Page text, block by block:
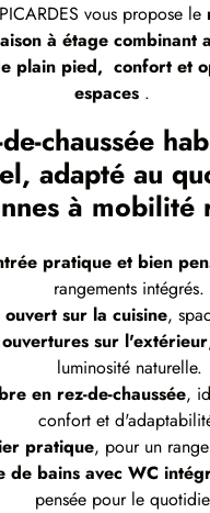
vous propose le
à étage combinant
plain pied, confort et
espaces.
chaussée
adapté au
à mobilité
pratique et bien
rangements intégrés.
ouvert sur la cuisine,
sur l'extérieur
luminosité naturelle.
en rez-de-chaussée,
confort et
pratique, pour un
de bains avec WC
pensée pour le